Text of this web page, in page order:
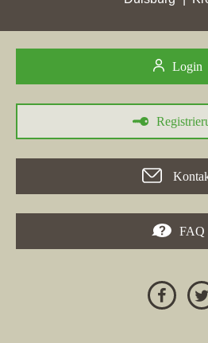
erreichte. Insgesamt zeigt der
Heiligenhaus eine
Login
FAQ